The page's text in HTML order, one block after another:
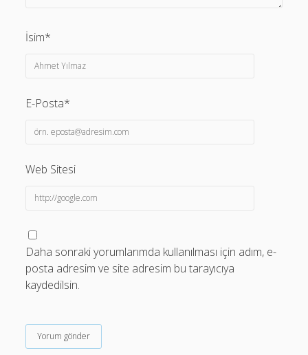
İsim*
E-Posta*
Web Sitesi
Daha sonraki yorumlarımda kullanılması için adım, e-
posta adresim ve site adresim bu tarayıcıya
kaydedilsin.